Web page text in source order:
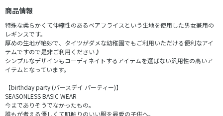
商品情報
特殊な柔らかくて伸縮性のあるベアフライスという生地を使用した男女兼用の
レギンスです。
厚めの生地が絶妙で、タイツがダメな幼稚園でもご利用いただける便利なアイ
テムですので是非ご利用ください♪
シンプルなデザインもコーディネイトするアイテムを選ばない汎用性の高いア
イテムとなっています。
【birthday party (バースデイ パーティー)】
SEASONLESS BASIC WEAR
今までありそうでなかったもの。
誰もが考える優しくて肌触りのいい服を最愛の子供へ。